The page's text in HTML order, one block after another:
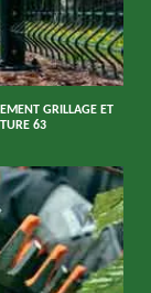
GRILLAGE ET
63